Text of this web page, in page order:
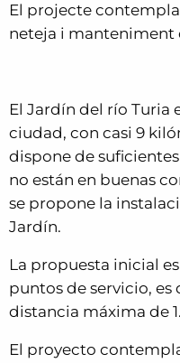
El projecte
neteja i manteniment
El Jardín del río Turia
ciudad, con casi 9
dispone de
no están en buenas
se propone la
Jardín.
La propuesta inicial
puntos de servicio, es
distancia máxima de
El proyecto